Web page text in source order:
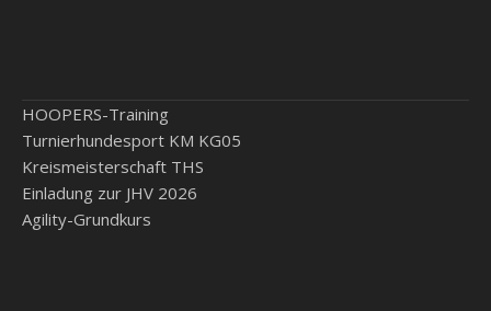
HOOPERS-Training
Turnierhundesport KM KG05
Kreismeisterschaft THS
Einladung zur JHV 2026
Agility-Grundkurs